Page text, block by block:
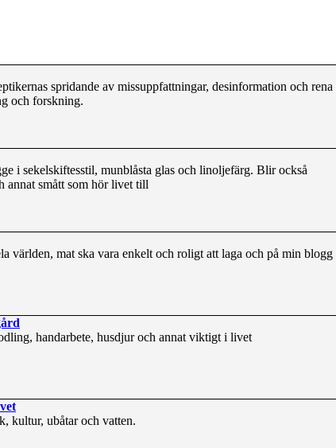
spridande av missuppfattningar, desinformation och rena
och forskning.
i sekelskiftesstil, munblåsta glas och linoljefärg. Blir också
annat smått som hör livet till
världen, mat ska vara enkelt och roligt att laga och på min blogg
handarbete, husdjur och annat viktigt i livet
kultur, ubåtar och vatten.